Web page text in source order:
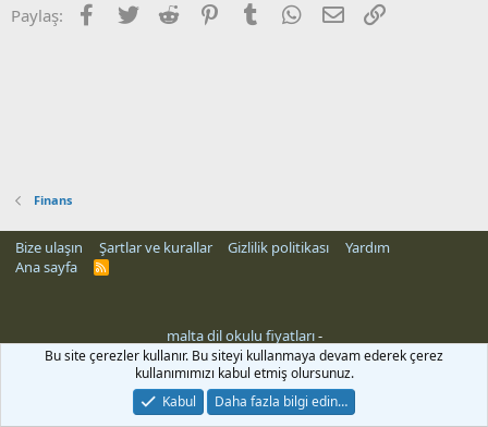
Paylaş: Facebook
Twitter Reddit PinterestTumblr WhatsApp
E-posta
Finans
Bize ulaşın Şartlar ve kurallar Gizlilik politikası
Yardım
Ana sayfa
R
malta dil okulu fiyatları-
Bu site çerezler kullanır. Bu siteyi kullanmaya devam ederek çerez
kullanımımızı kabul etmiş olursunuz.
Kabul
Daha fazla bilgi edin…